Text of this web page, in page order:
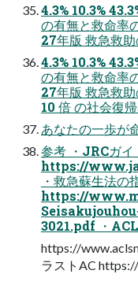
4.3% 10.3%
の有無と救命率
27年版 救急救
4.3% 10.3%
の有無と救命率
27年版 救急救
10 倍 の社会復
あなたの一歩が
参考 ・JRCガイ
https://
・救急蘇生法の
https://
3021.pdf ・
https://
ラストAC